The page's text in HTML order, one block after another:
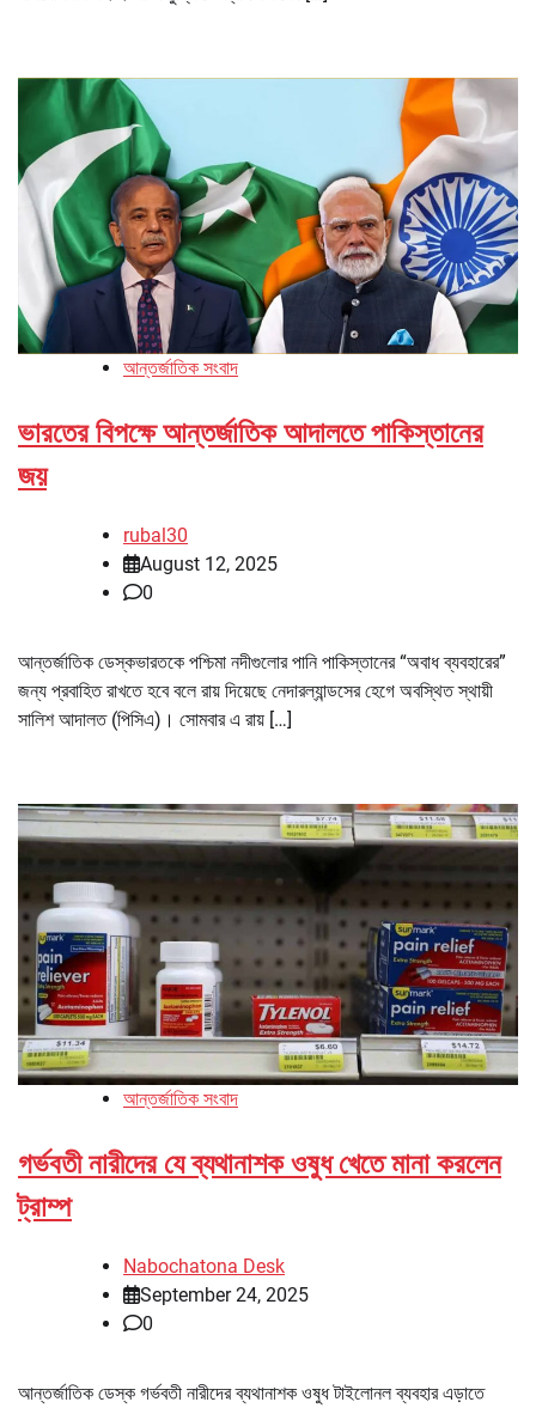
আন্তর্জাতিক সংবাদ
ভারতের বিপক্ষে আন্তর্জাতিক আদালতে পাকিস্তানের
জয়
rubal30
August 12, 2025
0
আন্তর্জাতিক ডেস্কভারতকে পশ্চিমা নদীগুলোর পানি পাকিস্তানের “অবাধ ব্যবহারের”
জন্য প্রবাহিত রাখতে হবে বলে রায় দিয়েছে নেদারল্যান্ডসের হেগে অবস্থিত স্থায়ী
সালিশ আদালত (পিসিএ)। সোমবার এ রায় […]
আন্তর্জাতিক সংবাদ
গর্ভবতী নারীদের যে ব্যথানাশক ওষুধ খেতে মানা করলেন
ট্রাম্প
Nabochatona Desk
September 24, 2025
0
আন্তর্জাতিক ডেস্ক গর্ভবতী নারীদের ব্যথানাশক ওষুধ টাইলোনল ব্যবহার এড়াতে